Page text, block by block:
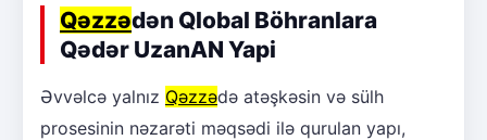
Qəzzədən Qlobal Böhranlara
Qədər UzanAN Yapi
Əvvəlcə yalnız Qəzzədə atəşkəsin və sülh
prosesinin nəzarəti məqsədi ilə qurulan yapı,